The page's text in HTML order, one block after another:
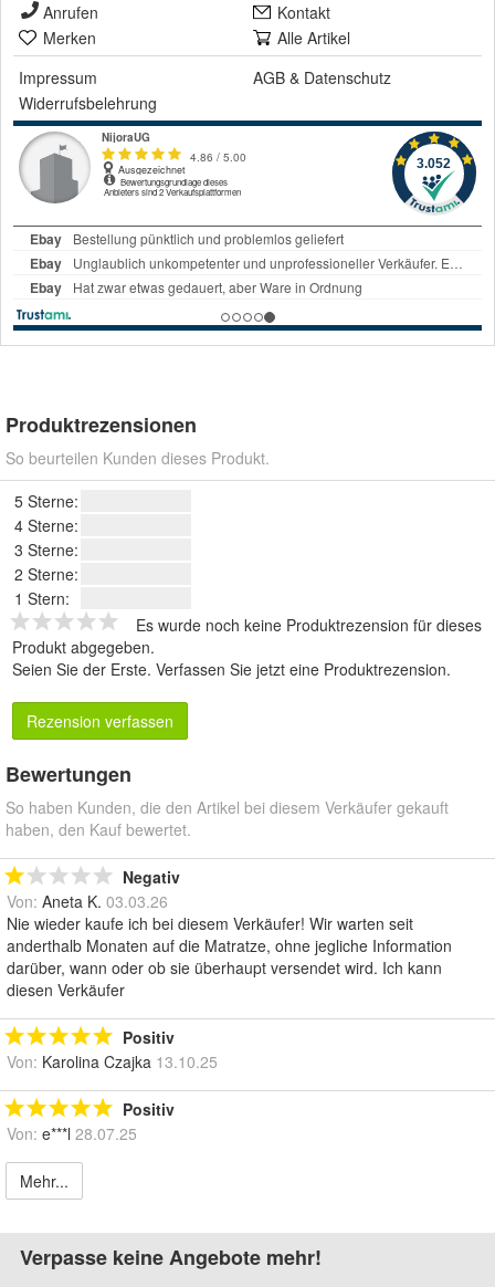
Anrufen
Kontakt
Merken
Alle Artikel
Impressum
AGB & Datenschutz
Widerrufsbelehrung
Produktrezensionen
So beurteilen Kunden dieses Produkt.
5 Sterne:
4 Sterne:
3 Sterne:
2 Sterne:
1 Stern:
Es wurde noch keine Produktrezension für dieses
Produkt abgegeben.
Seien Sie der Erste. Verfassen Sie jetzt eine Produktrezension.
Rezension verfassen
Bewertungen
So haben Kunden, die den Artikel bei diesem Verkäufer gekauft
haben, den Kauf bewertet.
Negativ
Von: Aneta K. 03.03.26
Nie wieder kaufe ich bei diesem Verkäufer! Wir warten seit
anderthalb Monaten auf die Matratze, ohne jegliche Information
darüber, wann oder ob sie überhaupt versendet wird. Ich kann
diesen Verkäufer
Positiv
Von: Karolina Czajka 13.10.25
Positiv
Von: e***l 28.07.25
Mehr...
Verpasse keine Angebote mehr!